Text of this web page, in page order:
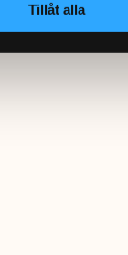
Tillåt alla